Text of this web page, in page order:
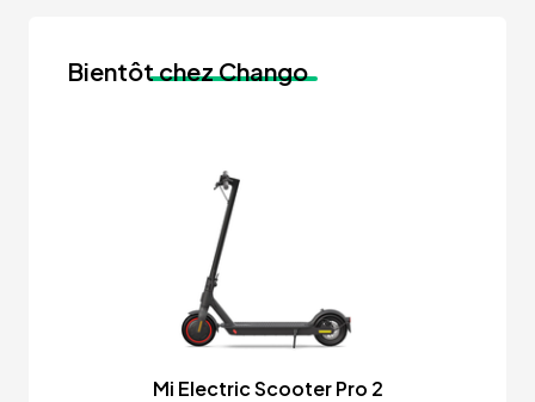
Bientôtchez Chango
Mi Electric Scooter Pro 2